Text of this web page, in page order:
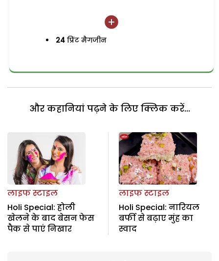
24 प्रिंट मैगजीन
और कहानियां पढ़ने के लिए क्लिक करें...
लाइफ स्टाइल
Holi Special: होली
खेलने के बाद बेसन फेस
पैक से पाएं निखार
लाइफ स्टाइल
Holi Special: नारियल
बर्फी से बढ़ाए मुंह का
स्वाद